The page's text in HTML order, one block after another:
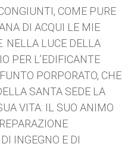
COME PURE
DI ACQUI LE MIE
NELLA LUCE DELLA
PER L’EDIFICANTE
PORPORATO, CHE
SANTA SEDE LA
VITA: IL SUO ANIMO
INGEGNO E DI